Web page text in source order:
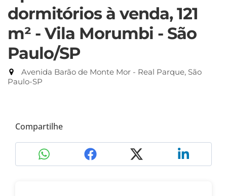
dormitórios à venda, 121
m² - Vila Morumbi - São
Paulo/SP
Avenida Barão de Monte Mor - Real Parque, São
Paulo-SP
Compartilhe